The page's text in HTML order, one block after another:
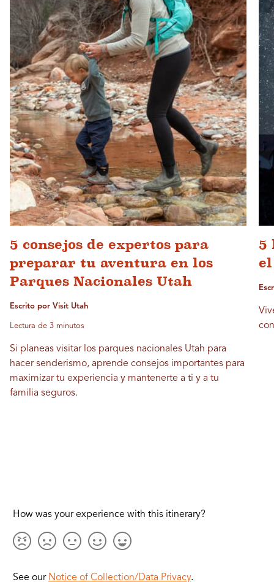
5 consejos de expertos para
preparar tu aventura en los
Parques Nacionales Utah
Escrito por Visit Utah
Lectura de 3 minutos
Si planeas visitar los parques nacionales Utah para
hacer senderismo, aprende consejos importantes para
maximizar tu experiencia y mantenerte a ti y a tu
familia seguros.
5